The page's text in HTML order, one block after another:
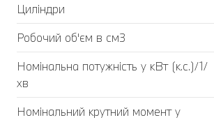
Циліндри
Робочий об'єм в см3
Номінальна потужність у кВт (к.с.)/1/
хв
Номінальний крутний момент у